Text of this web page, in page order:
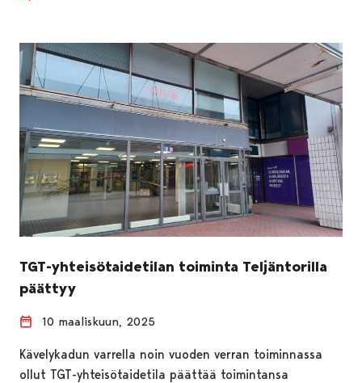
TGT-yhteisötaidetilan toiminta Teljäntorilla
päättyy
10 maaliskuun, 2025
Kävelykadun varrella noin vuoden verran toiminnassa
ollut TGT-yhteisötaidetila päättää toimintansa